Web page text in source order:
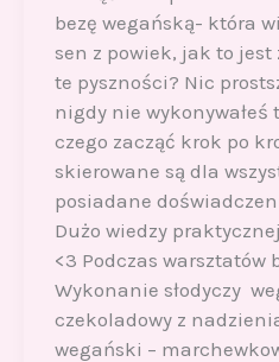
bezę wegańską- która
sen z powiek, jak to jest
te pyszności? Nic
nigdy nie wykonywałeś
czego zacząć krok po
skierowane są dla
posiadane
Dużo wiedzy
<3 Podczas warsztatów
Wykonanie słodyczy
czekoladowy z
wegański –